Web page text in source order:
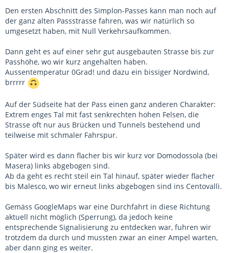
Den ersten Abschnitt des Simplon-Passes kann man noch auf
der ganz alten Passstrasse fahren, was wir natürlich so
umgesetzt haben, mit Null Verkehrsaufkommen.
Dann geht es auf einer sehr gut ausgebauten Strasse bis zur
Passhöhe, wo wir kurz angehalten haben.
Aussentemperatur 0Grad! und dazu ein bissiger Nordwind,
brrrrr
Auf der Südseite hat der Pass einen ganz anderen Charakter:
Extrem enges Tal mit fast senkrechten hohen Felsen, die
Strasse oft nur aus Brücken und Tunnels bestehend und
teilweise mit schmaler Fahrspur.
Später wird es dann flacher bis wir kurz vor Domodossola (bei
Masera) links abgebogen sind.
Ab da geht es recht steil ein Tal hinauf, später wieder flacher
bis Malesco, wo wir erneut links abgebogen sind ins Centovalli.
Gemäss GoogleMaps war eine Durchfahrt in diese Richtung
aktuell nicht möglich (Sperrung), da jedoch keine
entsprechende Signalisierung zu entdecken war, fuhren wir
trotzdem da durch und mussten zwar an einer Ampel warten,
aber dann ging es weiter.